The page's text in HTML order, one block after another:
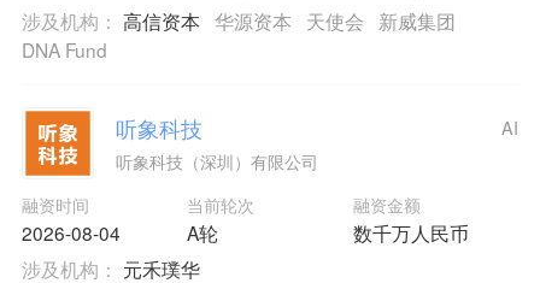
涉及机构： 高信资本 华源资本 天使会
新威集团
DNA Fund
听象科技
听象科技（深圳）有限公司
融资时间
2026-08-04
当前轮次
A轮
融资金额
数千万人民币
AI
涉及机构： 元禾璞华